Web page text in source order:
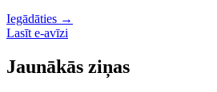
Iegādāties →
Lasīt e-avīzi
Jaunākās ziņas